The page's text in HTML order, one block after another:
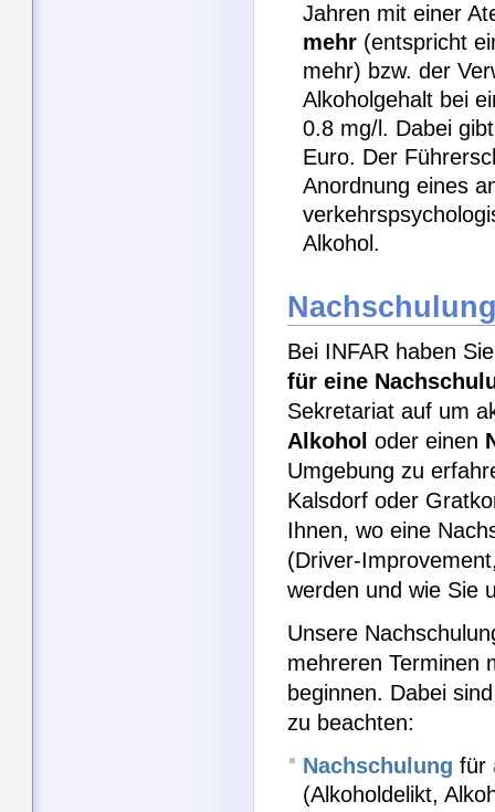
Jahren mit einer
mehr (entspricht
mehr) bzw. der
Alkoholgehalt bei
0.8 mg/l. Dabei
Euro. Der
Anordnung eines
Alkohol.
Bei INFAR haben
für eine
Sekretariat auf um
Alkohol oder einen
Umgebung zu
Kalsdorf oder
Ihnen, wo eine
(Driver-
werden und wie Sie
Unsere
mehreren Terminen
beginnen. Dabei
zu beachten:
Nachschulung für
(Alkoholdelikt,